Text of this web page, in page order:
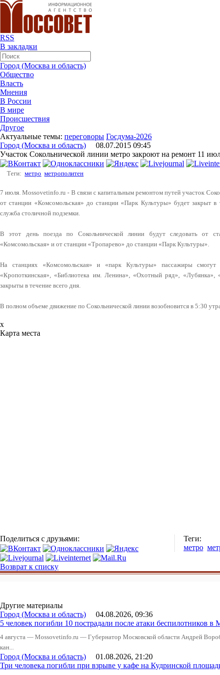
RSS
В закладки
Город (Москва и область)
Общество
Власть
Мнения
В России
В мире
Происшествия
Другое
Актуальные темы: переговоры Госдума-2026
Город (Москва и область) 08.07.2015 09:45
Участок Сокольнической линии метро закроют на ремонт 11
Теги: метро метрополитен
7 июля. Mossovetinfo.ru - В связи с капитальным ремонтом путей участок
от станции «Комсомольская» до станции «Парк Культуры» будет закрыт
служба столичной подземки.
В этот день поезда по Сокольнической линии будут следовать от
«Комсомольская» и от станции «Тропарево» до станции «Парк Культуры».
На станциях «Комсомольская» и «парк Культуры» пассажиры
«Кропоткинская», «Библиотека им. Ленина», «Охотный ряд»,
закрыты в течение всего дня.
В полном объеме движение по Сокольнической линии возобновится в 5:30
x
Карта места
Поделиться с друзьями:
Теги:
метро
Возврат к списку
Другие материалы
Город (Москва и область) 04.08.2026, 09:36
5 человек погибли 10 пострадали после атаки беспилотников в
4 августа — Mossovetinfo.ru — Губернатор Московской области Андрей
кан...
Город (Москва и область) 01.08.2026, 21:20
Три человека погибли при взрыве у кафе на Кудринской